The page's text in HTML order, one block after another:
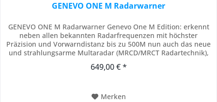
GENEVO ONE M Radarwarner
GENEVO ONE M Radarwarner Genevo One M Edition: erkennt
neben allen bekannten Radarfrequenzen mit höchster
Präzision und Vorwarndistanz bis zu 500M nun auch das neue
und strahlungsarme Multaradar (MRCD/MRCT Radartechnik),
die M Edition in der Größe wie gewohnt klein geblieben und
649,00 € *
Merken